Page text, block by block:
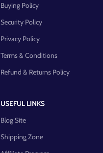
Buying Policy
Security Policy
Privacy Policy
Terms & Conditions
Refund & Returns Policy
USEFUL LINKS
Blog Site
Shipping Zone